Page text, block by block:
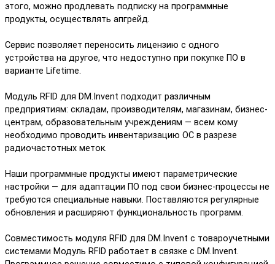
этого, можно продлевать подписку на программные
продукты, осуществлять апгрейд.
Сервис позволяет переносить лицензию с одного
устройства на другое, что недоступно при покупке ПО в
варианте Lifetime.
Модуль RFID для DM.Invent подходит различным
предприятиям: складам, производителям, магазинам, бизнес-
центрам, образовательным учреждениям — всем кому
необходимо проводить инвентаризацию ОС в разрезе
радиочастотных меток.
Наши программные продукты имеют параметрические
настройки — для адаптации ПО под свои бизнес-процессы не
требуются специальные навыки. Поставляются регулярные
обновления и расширяют функциональность программ.
Совместимость модуля RFID для DM.Invent с товароучетными
системами Модуль RFID работает в связке с DM.Invent.